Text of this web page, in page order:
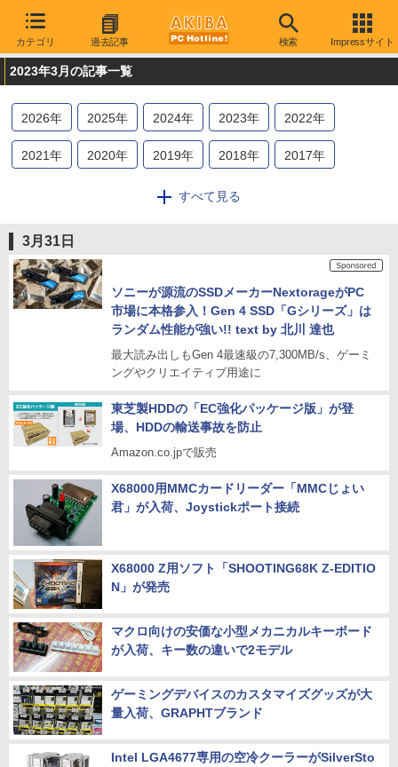
カテゴリ 過去記事 検索 Impressサイト
2023年3月の記事一覧
2026年 2025年 2024年 2023年 2022年
2021年 2020年 2019年 2018年 2017年
2014年 2013
すべて見る
3月31日
ソニーが源流のSSDメーカーNextorageがPC
市場に本格参入！Gen 4 SSD「Gシリーズ」は
ランダム性能が強い!! text by 北川 達也
最大読み出しもGen 4最速級の7,300MB/s、ゲーミ
ングやクリエイティブ用途に
東芝製HDDの「EC強化パッケージ版」が登
場、HDDの輸送事故を防止
Amazon.co.jpで販売
X68000用MMCカードリーダー「MMCじょい
君」が入荷、Joystickポート接続
X68000 Z用ソフト「SHOOTING68K Z-EDITIO
N」が発売
マクロ向けの安価な小型メカニカルキーボード
が入荷、キー数の違いで2モデル
ゲーミングデバイスのカスタマイズグッズが大
量入荷、GRAPHTブランド
Intel LGA4677専用の空冷クーラーがSilverSto